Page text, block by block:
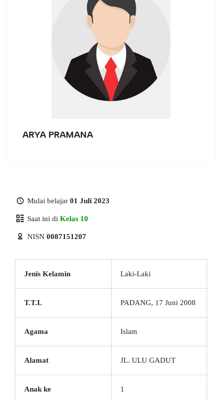
ARYA PRAMANA
Mulai belajar 01 Juli 2023
Saat ini di Kelas 10
NISN 0087151207
Jenis Kelamin Laki-Laki
T.T.L PADANG, 17 Juni 2008
Agama Islam
Alamat JL. ULU GADUT
Anak ke 1